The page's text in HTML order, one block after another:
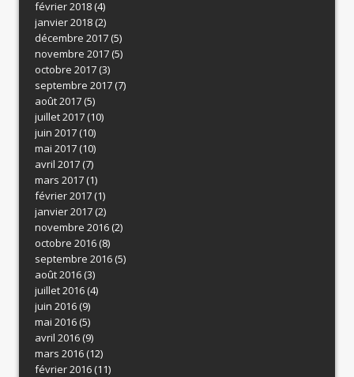
février 2018(4)
janvier 2018(2)
décembre 2017(5)
novembre 2017(5)
octobre 2017(3)
septembre 2017(7)
août 2017(5)
juillet 2017(10)
juin 2017(10)
mai 2017(10)
avril 2017(7)
mars 2017(1)
février 2017(1)
janvier 2017(2)
novembre 2016(2)
octobre 2016(8)
septembre 2016(5)
août 2016(3)
juillet 2016(4)
juin 2016(9)
mai 2016(5)
avril 2016(9)
mars 2016(12)
février 2016(11)